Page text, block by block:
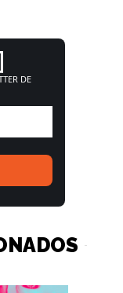
DE